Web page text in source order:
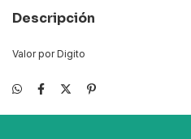
Descripción
Valor por Digito